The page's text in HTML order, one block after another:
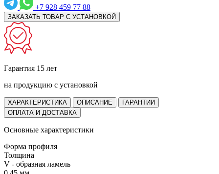
+7 928 459 77 88
ЗАКАЗАТЬ ТОВАР С УСТАНОВКОЙ
Гарантия 15 лет
на продукцию с установкой
ХАРАКТЕРИСТИКА ОПИСАНИЕ
ГАРАНТИИ
ОПЛАТА И ДОСТАВКА
Основные характеристики
Форма профиля
Толщина
V - образная ламель